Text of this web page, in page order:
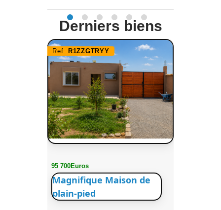
Derniers biens
Ref: R1ZZGTRYY
95 700Euros
Magnifique Maison de
plain-pied